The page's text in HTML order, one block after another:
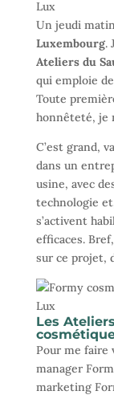
Un jeudi
Luxembourg.
Ateliers du
qui emploie
Toute
honnêteté, je
C’est grand,
dans un
usine, avec
technologie
s’activent
efficaces.
sur ce projet,
Les
Pour me faire
manager
marketing